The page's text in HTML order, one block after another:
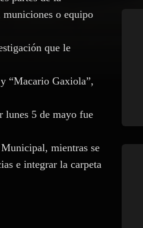
municiones o equipo
que le
“Macario Gaxiola”,
lunes 5 de mayo fue
mientras se
e integrar la carpeta